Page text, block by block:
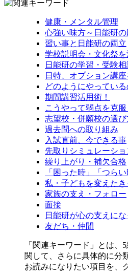
健康・メンタル管理
心強い味方～日能研の
習い事と日能研の両立
学校説明会・文化祭を
日能研の学習・受験相
日特、オプション講
どのようにやってい
期間講習活用術！
こうやって弱点を克
志望校・併願校の選び
過去問への取り組み
入試直前、今できる事
先取りシミュレーシ
繰り上がり・補欠合格
「困った時」「つら
私・子どもを変えたき
家族の支え・フォロー
面接
日能研が心の支えにな
友だち・仲間
「関連キーワード」とは、
関して、さらに具体的に分
お読みになりたい項目を、